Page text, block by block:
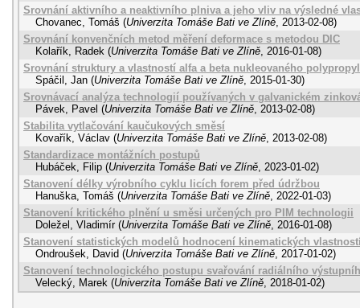
Srovnání aktivního a neaktivního plniva a jeho vliv na výsledné
Chovanec, Tomáš (Univerzita Tomáše Bati ve Zlíně, 2013-02-08)
Srovnání konvenčních metod měření deformace s metodou DIC
Kolařík, Radek (Univerzita Tomáše Bati ve Zlíně, 2016-01-08)
Srovnání struktury a vlastností alfa a beta nukleovaného
Spáčil, Jan (Univerzita Tomáše Bati ve Zlíně, 2015-01-30)
Srovnávací analýza technologií používaných v galvanickém
Pávek, Pavel (Univerzita Tomáše Bati ve Zlíně, 2013-02-08)
Stabilita vytlačování kaučukových směsí
Kovařík, Václav (Univerzita Tomáše Bati ve Zlíně, 2013-02-08)
Standardizace montážních postupů
Hubáček, Filip (Univerzita Tomáše Bati ve Zlíně, 2023-01-02)
Stanovení délky výrobního cyklu licích forem před údržbou
Hanuška, Tomáš (Univerzita Tomáše Bati ve Zlíně, 2022-01-03)
Stanovení kritického plnění u směsi určených pro PIM technologii
Doležel, Vladimír (Univerzita Tomáše Bati ve Zlíně, 2016-01-08)
Stanovení statistických modelů hodnocení kinematických
Ondroušek, David (Univerzita Tomáše Bati ve Zlíně, 2017-01-02)
Stanovení technologického postupu svařování radiálního
Velecký, Marek (Univerzita Tomáše Bati ve Zlíně, 2018-01-02)